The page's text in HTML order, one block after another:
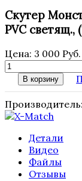
Скутер
PVC светящ.,
Цена: 3 000 Руб.
В корзину
Производитель:
Детали
Видео
Файлы
Отзывы